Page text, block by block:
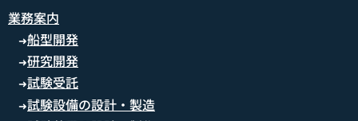
業務案内
➜船型開発
➜研究開発
➜試験受託
➜試験設備の設計・製造